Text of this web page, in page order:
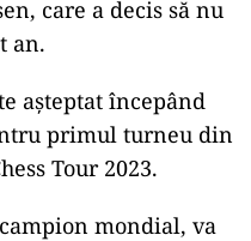
care a decis să nu
an.
aşteptat începând
primul turneu din
Tour 2023.
mondial, va